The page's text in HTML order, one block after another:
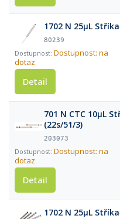
1702 N 25µL
80239
Dostupnost: na
dotaz
Detail
701 N CTC 10µL
(22s/51/3)
203073
Dostupnost: na
dotaz
Detail
1702 N 25µL